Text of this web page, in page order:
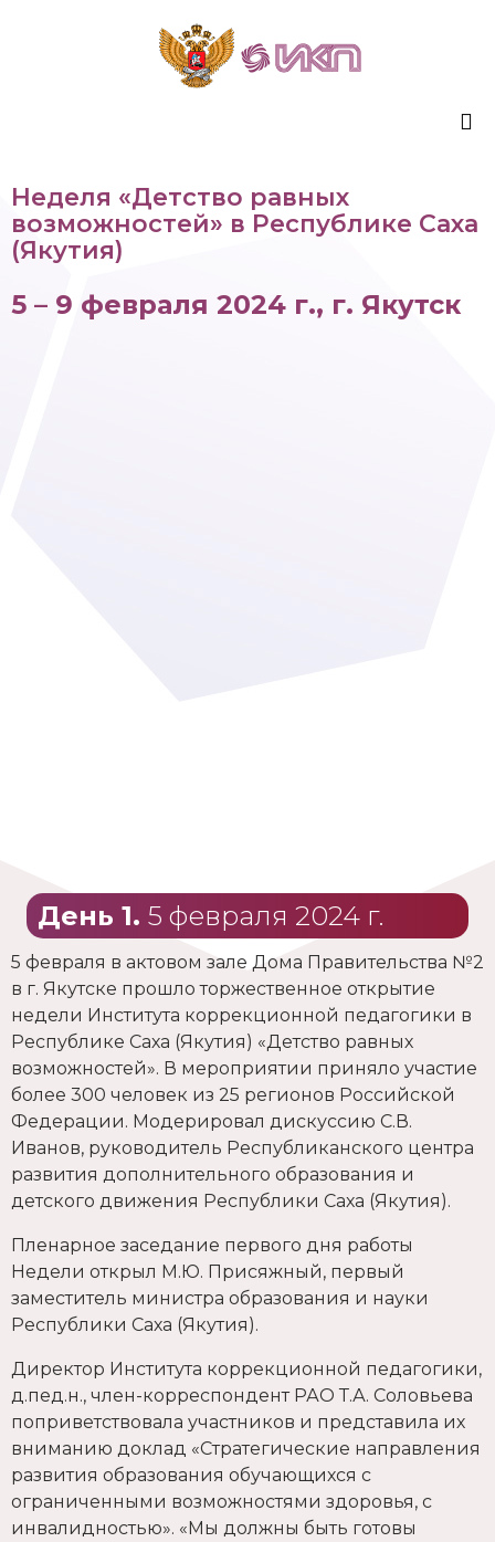
Неделя «Детство равных
возможностей» в Республике Саха
(Якутия)
5 – 9 февраля 2024 г., г. Якутск
День 1. 5 февраля 2024 г.
5 февраля в актовом зале Дома Правительства №2
в г. Якутске прошло торжественное открытие
недели Института коррекционной педагогики в
Республике Саха (Якутия) «Детство равных
возможностей». В мероприятии приняло участие
более 300 человек из 25 регионов Российской
Федерации. Модерировал дискуссию С.В.
Иванов, руководитель Республиканского центра
развития дополнительного образования и
детского движения Республики Саха (Якутия).
Пленарное заседание первого дня работы
Недели открыл М.Ю. Присяжный, первый
заместитель министра образования и науки
Республики Саха (Якутия).
Директор Института коррекционной педагогики,
д.пед.н., член-корреспондент РАО Т.А. Соловьева
поприветствовала участников и представила их
вниманию доклад «Стратегические направления
развития образования обучающихся с
ограниченными возможностями здоровья, с
инвалидностью». «Мы должны быть готовы